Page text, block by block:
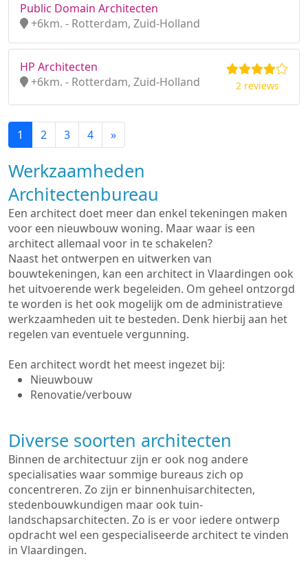
Public Domain Architecten
+6km. - Rotterdam, Zuid-Holland
HP Architecten
+6km. - Rotterdam, Zuid-Holland
2 reviews
1 2 3 4 »
Werkzaamheden
Architectenbureau
Een architect doet meer dan enkel tekeningen maken
voor een nieuwbouw woning. Maar waar is een
architect allemaal voor in te schakelen?
Naast het ontwerpen en uitwerken van
bouwtekeningen, kan een architect in Vlaardingen ook
het uitvoerende werk begeleiden. Om geheel ontzorgd
te worden is het ook mogelijk om de administratieve
werkzaamheden uit te besteden. Denk hierbij aan het
regelen van eventuele vergunning.
Een architect wordt het meest ingezet bij:
Nieuwbouw
Renovatie/verbouw
Diverse soorten architecten
Binnen de architectuur zijn er ook nog andere
specialisaties waar sommige bureaus zich op
concentreren. Zo zijn er binnenhuisarchitecten,
stedenbouwkundigen maar ook tuin-
landschapsarchitecten. Zo is er voor iedere ontwerp
opdracht wel een gespecialiseerde architect te vinden
in Vlaardingen.